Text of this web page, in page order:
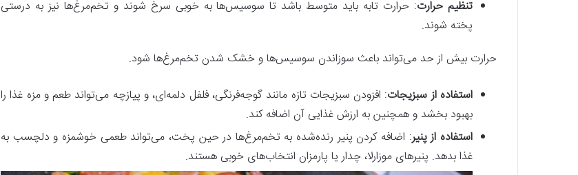
تنظیم حرارت: حرارت تابه باید متوسط باشد تا سوسیس‌ها به خوبی سرخ شوند و تخم‌مرغ‌ها نیز به درستی
پخته شوند.
حرارت بیش از حد می‌تواند باعث سوزاندن سوسیس‌ها و خشک شدن تخم‌مرغ‌ها شود.
استفاده از سبزیجات: افزودن سبزیجات تازه مانند گوجه‌فرنگی، فلفل دلمه‌ای، و پیازچه می‌تواند طعم و مزه غذا را
بهبود بخشد و همچنین به ارزش غذایی آن اضافه کند.
استفاده از پنیر: اضافه کردن پنیر رنده‌شده به تخم‌مرغ‌ها در حین پخت، می‌تواند طعمی خوشمزه و دلچسب به
غذا بدهد. پنیرهای موزارلا، چدار یا پارمزان انتخاب‌های خوبی هستند.